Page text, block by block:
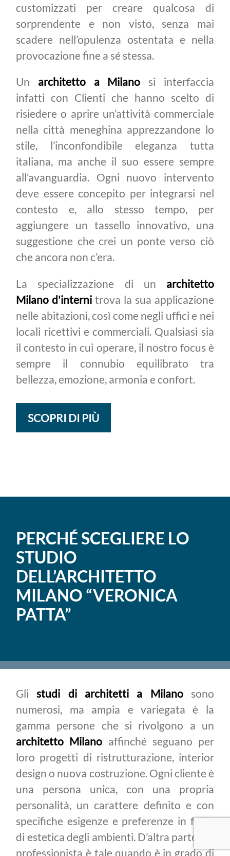
customizzati per creare qualcosa di
sorprendente e non visto, senza mai
scadere nell’opulenza ostentata e nella
provocazione fine a sé stessa.
Un architetto a Milano si interfaccia
infatti con Clienti che hanno scelto di
risiedere o aprire un’attività commerciale
nella città meneghina apprezzandone lo
stile, l’inconfondibile eleganza tutta
italiana, ma anche il suo essere sempre
all’avanguardia. Ogni nuovo intervento
deve essere concepito per integrarsi nel
contesto e, allo stesso tempo, per
aggiungere un tassello innovativo, una
suggestione che crei un ponte verso ciò
che ancora non c’era.
La specializzazione di un architetto
Milano d'interni trova la sua applicazione
nelle abitazioni, così come negli uffici e nei
locali ricettivi e commerciali. Qualsiasi sia
il contesto in cui operare, il nostro focus è
sempre il connubio equilibrato tra
bellezza, emozione, armonia e confort.
SCOPRI DI PIÙ
PERCHÉ SCEGLIERE LO
STUDIO
DELL’ARCHITETTO
MILANO “VERONICA
PATTA”
Gli studi di architetti a Milanosono
numerosi, ma ampia e variegata è la
gamma persone che si rivolgono a un
architetto Milano affinché seguano per
loro progetti di ristrutturazione, interior
design o nuova costruzione. Ogni cliente è
una persona unica, con una propria
personalità, un carattere definito e con
specifiche esigenze e preferenze in fatto
di estetica degli ambienti. D’altra parte, un
professionista è tale quando è in grado di